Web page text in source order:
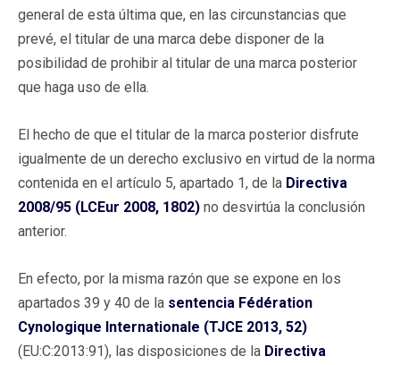
general de esta última que, en las circunstancias que
prevé, el titular de una marca debe disponer de la
posibilidad de prohibir al titular de una marca posterior
que haga uso de ella.
El hecho de que el titular de la marca posterior disfrute
igualmente de un derecho exclusivo en virtud de la norma
contenida en el artículo 5, apartado 1, de la Directiva
2008/95 (LCEur 2008, 1802) no desvirtúa la conclusión
anterior.
En efecto, por la misma razón que se expone en los
apartados 39 y 40 de la sentencia Fédération
Cynologique Internationale (TJCE 2013, 52)
(EU:C:2013:91), las disposiciones de la Directiva